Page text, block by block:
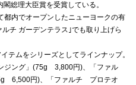
総理大臣賞を受賞している。
都内でオープンしたニューヨークの有
チ ガーデンテラス｣でも取り上げら
テムをシリーズとしてラインナップ。
ジング」(75g 3,800円)、「ファル
6,500円)、「ファルチ プロテオ